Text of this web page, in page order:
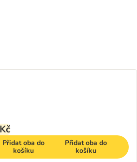
Přidat oba do
košíku
Přidat oba do
košíku